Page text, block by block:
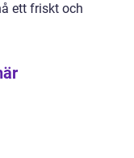
ett friskt och